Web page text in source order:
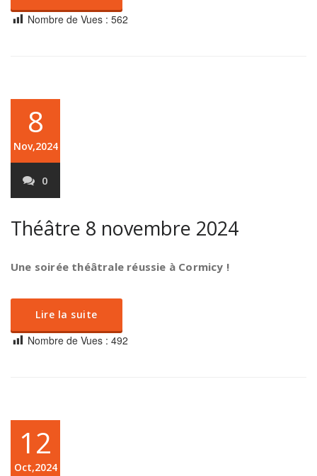
Nombre de Vues : 562
8
Nov,2024
0
Théâtre 8 novembre 2024
Une soirée théâtrale réussie à Cormicy !
Lire la suite
Nombre de Vues : 492
12
Oct,2024